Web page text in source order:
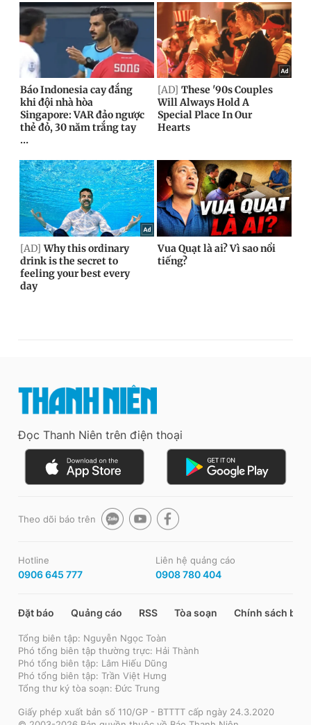
Đọc Thanh Niên trên điện thoại
Theo dõi báo trên
Hotline
0906 645 777
Liên hệ quảng cáo
0908 780 404
Đặt báo Quảng cáo RSS Tòa soạn Chính sách bảo
Tổng biên tập: Nguyễn Ngọc Toàn
Phó tổng biên tập thường trực: Hải Thành
Phó tổng biên tập: Lâm Hiếu Dũng
Phó tổng biên tập: Trần Việt Hưng
Tổng thư ký tòa soạn: Đức Trung
Giấy phép xuất bản số 110/GP - BTTTT cấp ngày 24.3.2020